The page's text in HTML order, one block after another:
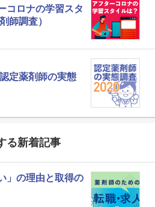
コロナの学習スタ
師調査）
定薬剤師の実態
る新着記事
」の理由と取得の